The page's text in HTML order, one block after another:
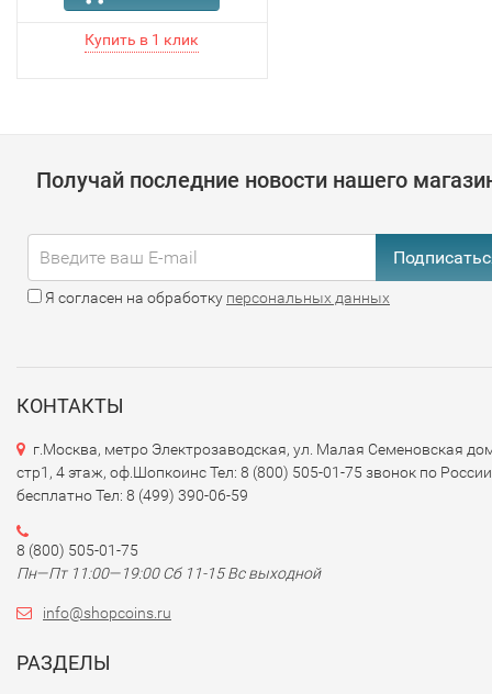
Получай последние новости нашего
Я согласен на обработку персональных данных
КОНТАКТЫ
г.Москва, метро Электрозаводская, ул. Малая Семеновская
стр1, 4 этаж, оф.Шопкоинс Тел: 8 (800) 505-01-75 звонок по России
бесплатно Тел: 8 (499) 390-06-59
8 (800) 505-01-75
Пн—Пт 11:00—19:00 Сб 11-15 Вс выходной
info@shopcoins.ru
РАЗДЕЛЫ